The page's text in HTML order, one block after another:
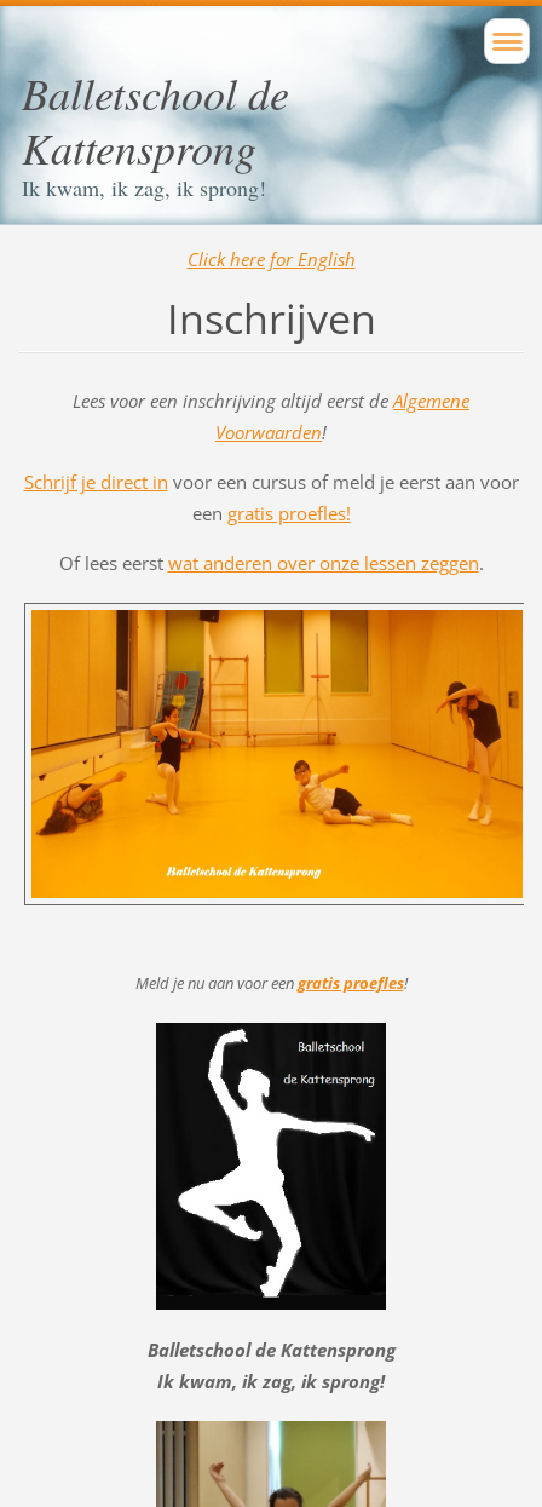
Balletschool de
Kattensprong
Ik kwam, ik zag, ik sprong!
Click here for English
Inschrijven
Lees voor een inschrijving altijd eerst de Algemene
Voorwaarden!
Schrijf je direct in voor een cursus of meld je eerst aan voor
een gratis proefles!
Of lees eerst wat anderen over onze lessen zeggen.
Meld je nu aan vooreengratis proefles!
Balletschool de Kattensprong
Ik kwam, ik zag, ik sprong!